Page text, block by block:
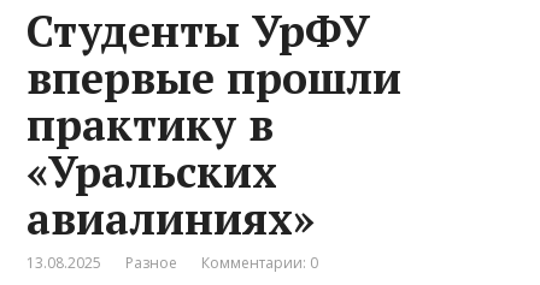
Студенты УрФУ
впервые прошли
практику в
«Уральских
авиалиниях»
13.08.2025 Разное Комментарии: 0